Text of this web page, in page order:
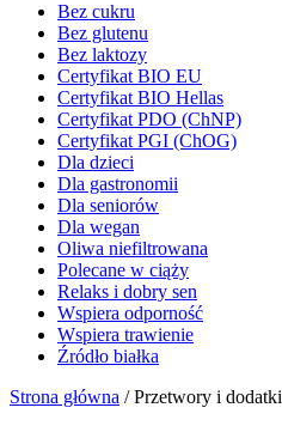
Bez cukru
Bez glutenu
Bez laktozy
Certyfikat BIO EU
Certyfikat BIO Hellas
Certyfikat PDO (ChNP)
Certyfikat PGI (ChOG)
Dla dzieci
Dla gastronomii
Dla seniorów
Dla wegan
Oliwa niefiltrowana
Polecane w ciąży
Relaks i dobry sen
Wspiera odporność
Wspiera trawienie
Źródło białka
Strona główna / Przetwory i dodatki